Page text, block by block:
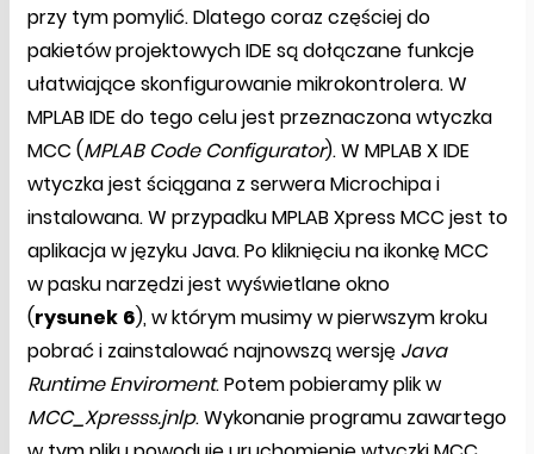
przy tym pomylić. Dlatego coraz częściej do
pakietów projektowych IDE są dołączane funkcje
ułatwiające skonfigurowanie mikrokontrolera. W
MPLAB IDE do tego celu jest przeznaczona wtyczka
MCC (MPLAB Code Configurator). W MPLAB X IDE
wtyczka jest ściągana z serwera Microchipa i
instalowana. W przypadku MPLAB Xpress MCC jest to
aplikacja w języku Java. Po kliknięciu na ikonkę MCC
w pasku narzędzi jest wyświetlane okno
(rysunek 6), w którym musimy w pierwszym kroku
pobrać i zainstalować najnowszą wersję Java
Runtime Enviroment. Potem pobieramy plik w
MCC_Xpresss.jnlp. Wykonanie programu zawartego